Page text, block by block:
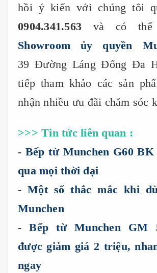
hồi ý kiến với chúng tôi
0904.341.563 và có thể
Showroom ủy quyền
39 Đường Láng Đống Đa
tiếp tham khảo các sản
nhận nhiều ưu đãi chăm sóc
>>> Tin tức liên quan :
- Bếp từ Munchen G60 BK
qua mọi thời đại
-Một số thắc mắc khi
Munchen
-Bếp từ Munchen GM
được giảm giá 2 triệu,
ngay